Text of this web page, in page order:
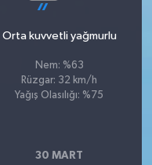
Orta kuvvetli yağmurlu
Nem: %63
Rüzgar: 32 km/h
Yağış Olasılığı: %75
30 MART